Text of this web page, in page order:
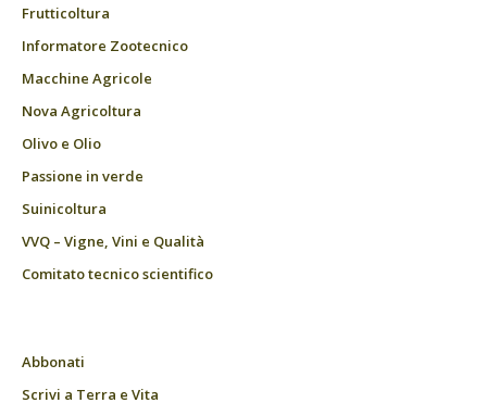
Frutticoltura
Informatore Zootecnico
Macchine Agricole
Nova Agricoltura
Olivo e Olio
Passione in verde
Suinicoltura
VVQ – Vigne, Vini e Qualità
Comitato tecnico scientifico
Abbonati
Scrivi a Terra e Vita